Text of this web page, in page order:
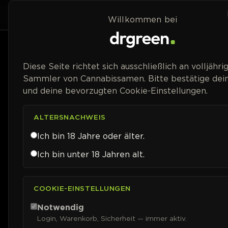
Zum Inhalt springen
Home
Willkommen bei
Diese Seite richtet sich ausschließlich an
Sammler von Cannabissamen. Bitte bestätige
und deine bevorzugten Cookie-Einstellungen.
ALTERSNACHWEIS
Ich bin 18 Jahre oder älter.
Ich bin unter 18 Jahren alt.
COOKIE-EINSTELLUNGEN
Notwendig
Login, Warenkorb, Sicherheit — immer aktiv.